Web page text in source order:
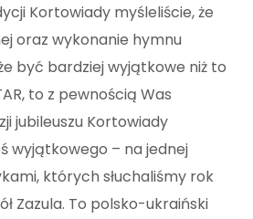
Kortowiady myśleliście, że
oraz wykonanie hymnu
być bardziej wyjątkowe niż to
to z pewnością Was
jubileuszu Kortowiady
wyjątkowego – na jednej
których słuchaliśmy rok
Zazula. To polsko-ukraiński